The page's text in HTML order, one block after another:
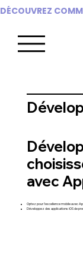
DÉCOUVREZ
avec
Optez pour l'excellence mobile avec
Développez des applications iOS de